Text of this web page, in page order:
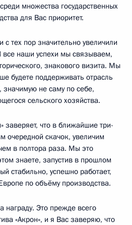
множества государственных
для Вас приоритет.
тех пор значительно увеличили
наши успехи мы связываем,
знакового визита. Мы
будете поддерживать отрасль
не саму по себе,
сельского хозяйства.
заверяет, что в ближайшие три-
очередной скачок, увеличим
в полтора раза. Мы это
знаете, запустив в прошлом
стабильно, успешно работает,
по объёму производства.
награду. Это прежде всего
«Акрон», и я Вас заверяю, что